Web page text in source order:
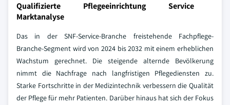
Qualifizierte Pflegeeinrichtung Service
Marktanalyse
Das in der SNF-Service-Branche freistehende Fachpflege-
Branche-Segment wird von 2024 bis 2032 mit einem erheblichen
Wachstum gerechnet. Die steigende alternde Bevölkerung
nimmt die Nachfrage nach langfristigen Pflegediensten zu.
Starke Fortschritte in der Medizintechnik verbessern die Qualität
der Pflege für mehr Patienten. Darüber hinaus hat sich der Fokus